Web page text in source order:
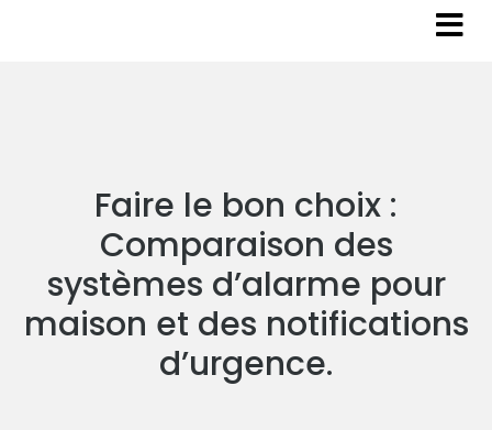
Faire le bon choix :
Comparaison des
systèmes d’alarme pour
maison et des notifications
d’urgence.